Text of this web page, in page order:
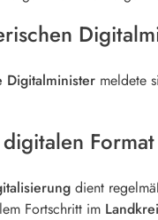
Digitalminister meldete
Format
dient
Fortschritt im